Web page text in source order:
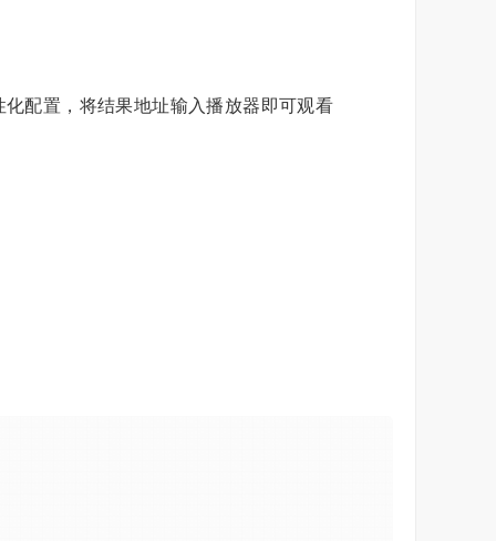
配置，将结果地址输入播放器即可观看